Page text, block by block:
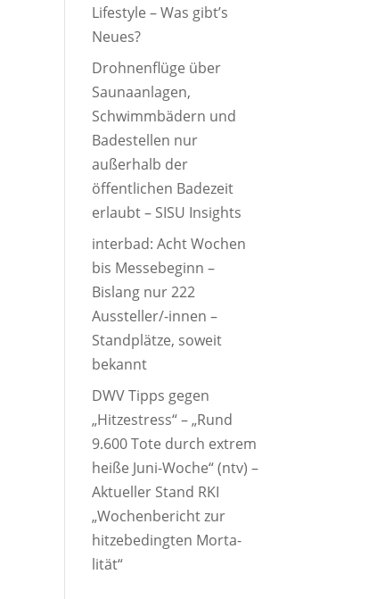
Lifestyle – Was gibt’s
Neues?
Drohnenflüge über
Saunaanlagen,
Schwimmbädern und
Badestellen nur
außerhalb der
öffentlichen Badezeit
erlaubt – SISU Insights
interbad: Acht Wochen
bis Messebeginn –
Bislang nur 222
Aussteller/-innen –
Standplätze, soweit
bekannt
DWV Tipps gegen
„Hitzestress“ – „Rund
9.600 Tote durch extrem
heiße Juni-Woche“ (ntv) –
Aktueller Stand RKI
„Wochenbericht zur
hitze­bedingten Morta­
lität“